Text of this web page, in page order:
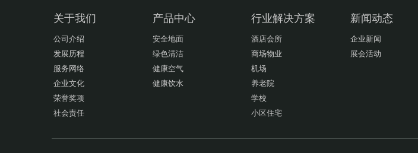
关于我们
公司介绍
发展历程
服务网络
企业文化
荣誉奖项
社会责任
产品中心
安全地面
绿色清洁
健康空气
健康饮水
行业解决方案
酒店会所
商场物业
机场
养老院
学校
小区住宅
新闻动态
企业新闻
展会活动